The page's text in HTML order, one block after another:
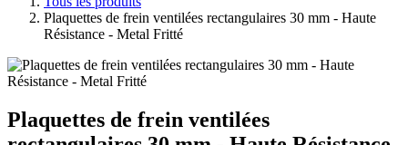
Plaquettes de frein ventilées rectangulaires 30 mm - Haute
Résistance - Metal Fritté
Plaquettes de frein ventilées